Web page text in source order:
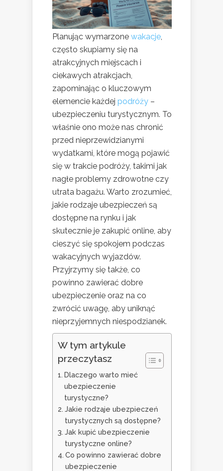
Planując wymarzone wakacje
często skupiamy się na
atrakcyjnych miejscach i
ciekawych atrakcjach,
zapominając o kluczowym
elemencie każdej podróży –
ubezpieczeniu turystycznym. To
właśnie ono może nas chronić
przed nieprzewidzianymi
wydatkami, które mogą pojawić
się w trakcie podróży, takimi jak
nagłe problemy zdrowotne czy
utrata bagażu. Warto zrozumieć,
jakie rodzaje ubezpieczeń są
dostępne na rynku i jak
skutecznie je zakupić online, aby
cieszyć się spokojem podczas
wakacyjnych wyjazdów.
Przyjrzymy się także, co
powinno zawierać dobre
ubezpieczenie oraz na co
zwrócić uwagę, aby uniknąć
nieprzyjemnych niespodzianek.
W tym artykule
przeczytasz
Dlaczego warto mieć
ubezpieczenie
turystyczne?
Jakie rodzaje ubezpieczeń
turystycznych są dostępne?
Jak kupić ubezpieczenie
turystyczne online?
Co powinno zawierać dobre
ubezpieczenie